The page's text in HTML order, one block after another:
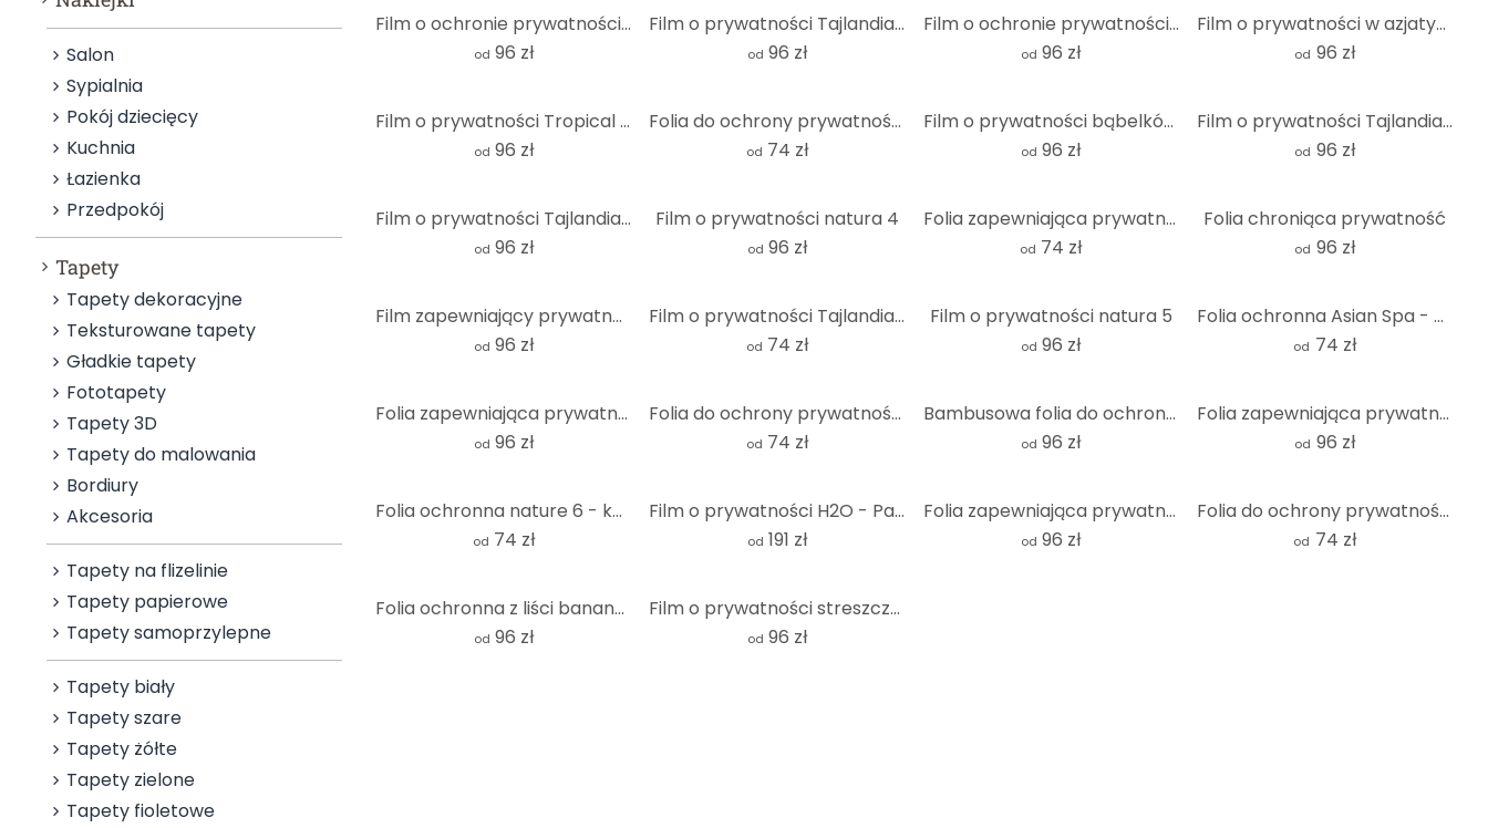
Salon
Sypialnia
Pokój dziecięcy
Kuchnia
Łazienka
Przedpokój
Tapety
Tapety dekoracyjne
Teksturowane tapety
Gładkie tapety
Fototapety
Tapety 3D
Tapety do malowania
Bordiury
Akcesoria
Tapety na flizelinie
Tapety papierowe
Tapety samoprzylepne
Tapety biały
Tapety szare
Tapety żółte
Tapety zielone
Tapety fioletowe
Film o ochronie prywatności Black Zen Stones
od 96 zł
Film o prywatności Tajlandia Budda
od 96 zł
Film o ochronie prywatności Budda Mądry
od 96 zł
Film o prywatności w azjatyckim spa
od 96 zł
Film o prywatności Tropical Lily
od 96 zł
Folia do ochrony prywatności Wellness Oasis - kwadrat
od 74 zł
Film o prywatności bąbelków - Panorama
od 96 zł
Film o prywatności Tajlandia Budda - Panorama 01
od 96 zł
Film o prywatności Tajlandia Budda - Panorama 02
od 96 zł
Film o prywatności natura 4
od 96 zł
Folia zapewniająca prywatność w atmosferze wellness - kwadrat
od 74 zł
Folia chroniąca prywatność
od 96 zł
Film zapewniający prywatność w atmosferze wellness
od 96 zł
Film o prywatności Tajlandia Budda - kwadrat
od 74 zł
Film o prywatności natura 5
od 96 zł
Folia ochronna Asian Spa - kwadrat
od 74 zł
Folia zapewniająca prywatność w atmosferze spa
od 96 zł
Folia do ochrony prywatności Wellness Stone - kwadratowa
od 74 zł
Bambusowa folia do ochrony prywatności
od 96 zł
Folia zapewniająca prywatność w lesie bambusowym
od 96 zł
Folia ochronna nature 6 - kwadrat
od 74 zł
Film o prywatności H2O - Panorama
od 191 zł
Folia zapewniająca prywatność Wellness Candle
od 96 zł
Folia do ochrony prywatności Riverbank - kwadrat
od 74 zł
Folia ochronna z liści bananowca
od 96 zł
Film o prywatności streszczenie 1
od 96 zł